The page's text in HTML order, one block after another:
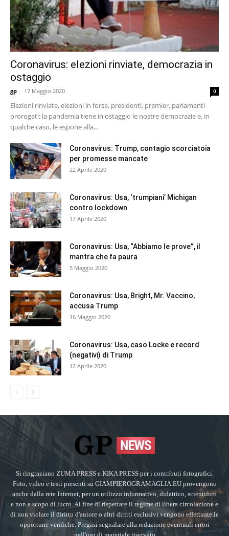
Coronavirus: elezioni rinviate, democrazia in
ostaggio
gp - 17 Maggio 2020 0
Elezioni rinviate, elezioni in forse, presidenti, premier, parlamenti
prorogati: la pandemia tiene in ostaggio le nostre democrazie e, in
qualche caso, le espone alla...
Coronavirus: Trump, contagio scorciatoia
per promesse mancate
22 Aprile 2020
Coronavirus: Usa, ‘trumpiani’ Michigan
contro lockdown
17 Aprile 2020
Coronavirus: Usa, “Abbiamo le prove”, il
mantra che fa paura
5 Maggio 2020
Coronavirus: Usa, Bright, Mr. Vaccino,
accusa Trump
16 Maggio 2020
Coronavirus: Usa, caso Locke e record
(negativi) di Trump
12 Aprile 2020
Si ringraziano ZUMA PRESS e KIKA PRESS per i contributi fotografici.
Foto, video e testi presenti su GIAMPIEROGRAMAGLIA.EU provengono
anche dalla rete Internet, per un utilizzo informativo, didattico, scientifico
e non a scopo di lucro. Al fine di rispettare il regime di libera circolazione e
di non violare il diritto d'autore o altri diritti esclusivi vengono effettuate le
opportune verifiche. Pregasi segnalare alla redazione eventuali errori